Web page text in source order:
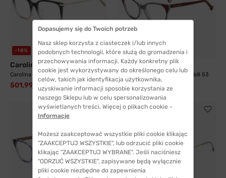
-18%
Carolina Herrera
Carolina Herrera HER 0265G HAQ 53
501,99 zł 608,99 zł
-26%
Carolina Herrera
Carolina Herrera HER 0283 268 53
373,99 zł 506,99 zł
Dopasujemy się do Twoich potrzeb
Nasz sklep korzysta z ciasteczek i/lub innych
podobnych technologii, które służą do gromadzenia i
przechowywania informacji. Każdy konkretny plik
cookie jest wykorzystywany do określonego celu lub
celów, takich jak identyfikacja użytkownika,
uzyskiwanie informacji sposobie korzystania ze
naszego Sklepu lub w celu spersonalizowania
wyświetlanych treści. Więcej o plikach cookie -
Informacje
Możesz zaakceptować wszystkie pliki cookie klikając
"ZAAKCEPTUJ WSZYSTKIE", lub odrzucić pliki cookie
klikając "ZAAKCEPTUJ WYBRANE". Jeśli naciśniesz
"ODRZUĆ WSZYSTKIE", zapisywane będą wyłącznie
pliki cookie niezbędne do zapewnienia